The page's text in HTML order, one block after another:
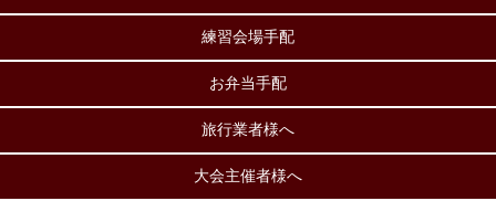
練習会場手配
お弁当手配
旅行業者様へ
大会主催者様へ